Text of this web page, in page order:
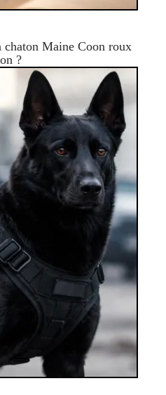
chaton Maine Coon roux
?